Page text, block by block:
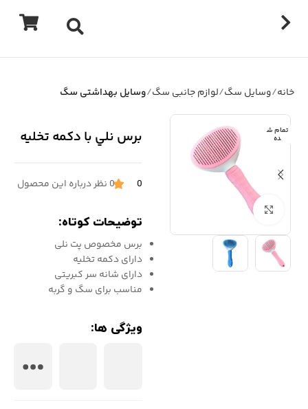
خانه وسایل سگ لوازم جانبی سگ وسایل بهداشتی سگ
تمام ش
ده
برای بزرگنمایی کلیک کنید
برس نلي با دکمه تخليه
0 0 نظر درباره این محصول
توضیحات کوتاه:
برس مخصوص پت نلی
دارای دکمه تخلیه
دارای شانه سر کبریتی
مناسب برای سگ و گربه
ویژگی ها: